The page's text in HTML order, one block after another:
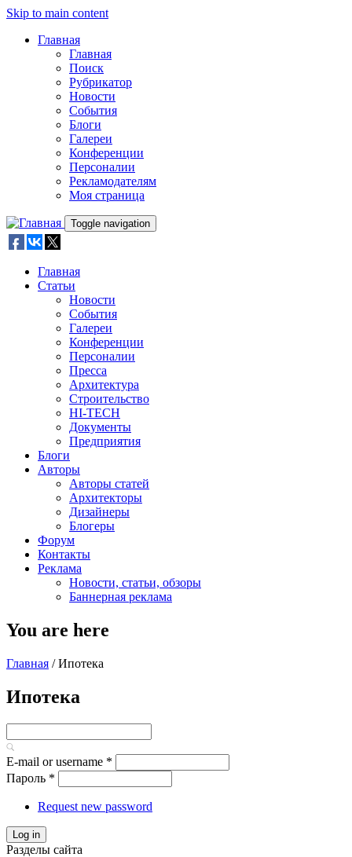
Skip to main content
Главная
Главная
Поиск
Рубрикатор
Новости
События
Блоги
Галереи
Конференции
Персоналии
Рекламодателям
Моя страница
Toggle navigation
Главная
Статьи
Новости
События
Галереи
Конференции
Персоналии
Пресса
Архитектура
Строительство
HI-TECH
Документы
Предприятия
Блоги
Авторы
Авторы статей
Архитекторы
Дизайнеры
Блогеры
Форум
Контакты
Реклама
Новости, статьи, обзоры
Баннерная реклама
You are here
Главная / Ипотека
Ипотека
E-mail or username *
Пароль *
Request new password
Log in
Разделы сайта